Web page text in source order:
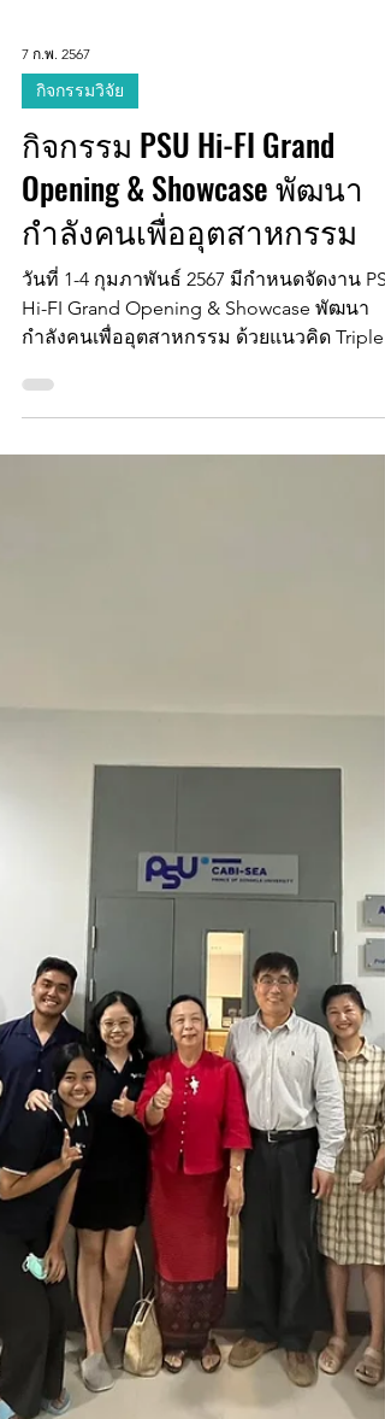
7 ก.พ. 2567
กิจกรรมวิจัย
กิจกรรม PSU Hi-FI Grand
Opening & Showcase พัฒนา
กำลังคนเพื่ออุตสาหกรรม